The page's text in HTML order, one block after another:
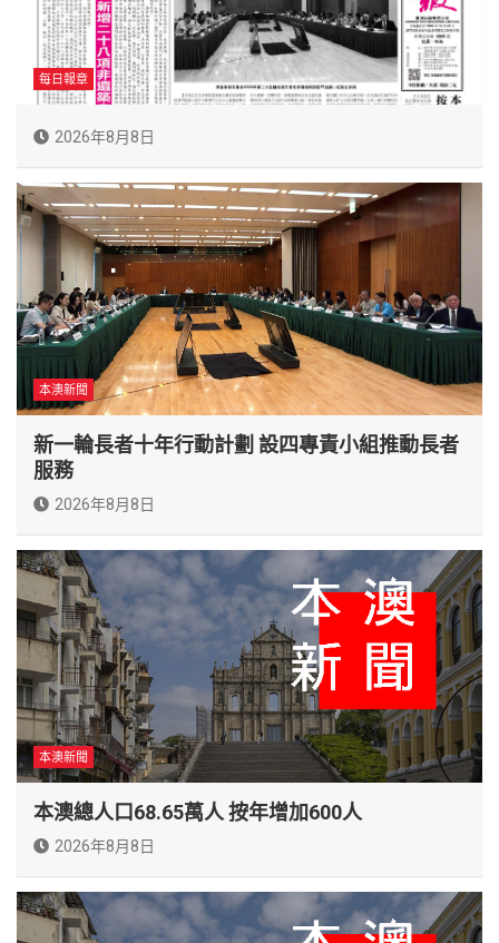
每日報章
2026年8月8日
本澳新聞
新一輪長者十年行動計劃 設四專責小組推動長者
服務
2026年8月8日
本澳新聞
本澳總人口68.65萬人 按年增加600人
2026年8月8日